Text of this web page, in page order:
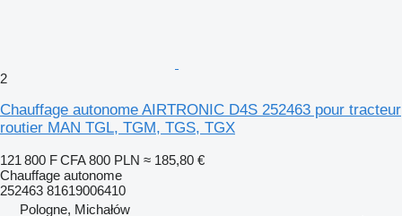
2
Chauffage autonome AIRTRONIC D4S 252463 pour tracteur
routier MAN TGL, TGM, TGS, TGX
121 800 F CFA 800 PLN ≈ 185,80 €
Chauffage autonome
252463 81619006410
Pologne, Michałów